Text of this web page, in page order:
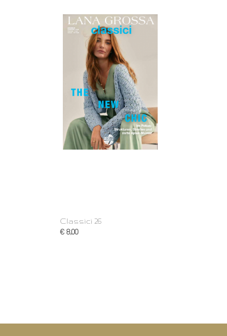
Classici 26
€ 8,00